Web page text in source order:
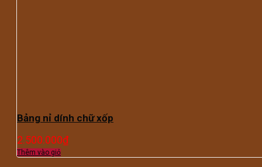
Bảng nỉ dính chữ xốp
2.500.000₫
Thêm vào giỏ